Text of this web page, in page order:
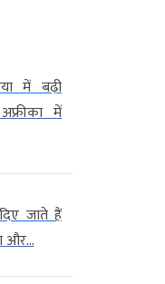
में बढ़ी
में
जाते हैं
और...